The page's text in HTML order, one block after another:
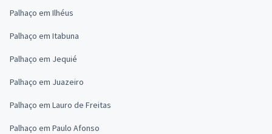
Palhaço em Ilhéus
Palhaço em Itabuna
Palhaço em Jequié
Palhaço em Juazeiro
Palhaço em Lauro de Freitas
Palhaço em Paulo Afonso